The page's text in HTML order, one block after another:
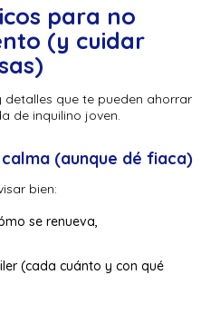
para no
(y cuidar
que te pueden ahorrar
de inquilino joven.
(aunque dé fiaca)
bien:
se renueva,
(cada cuánto y con qué